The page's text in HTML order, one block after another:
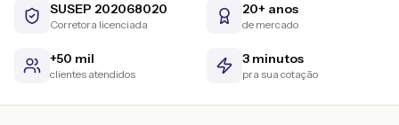
SUSEP 202068020
Corretora licenciada
20+ anos
de mercado
+50 mil
clientes atendidos
3 minutos
pra sua cotação